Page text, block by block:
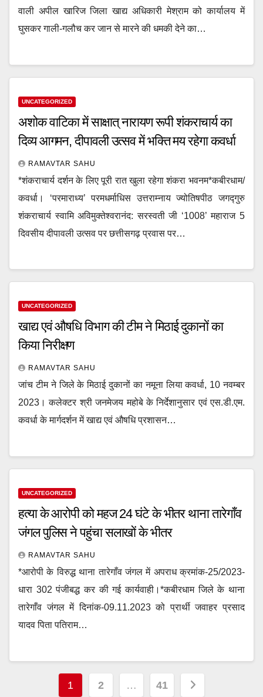
वाली अपील खारिज जिला खाद्य अधिकारी मेश्राम को कार्यालय में
घुसकर गाली-गलौच कर जान से मारने की धमकी देने का…
UNCATEGORIZED
अशोक वाटिका में साक्षात् नारायण रूपी शंकराचार्य का
दिव्य आगमन, दीपावली उत्सव में भक्ति मय रहेगा कवर्धा
RAMAVTAR SAHU
*शंकराचार्य दर्शन के लिए पूरी रात खुला रहेगा शंकरा भवनम*कबीरधाम/
कवर्धा। ‘परमाराध्य’ परमधर्माधिस उत्तराम्नाय ज्योतिषपीठ जगद्गुरु
शंकराचार्य स्वामि अविमुक्तेश्वरानंद: सरस्वती जी ‘1008’ महाराज 5
दिवसीय दीपावली उत्सव पर छत्तीसगढ़ प्रवास पर…
UNCATEGORIZED
खाद्य एवं औषधि विभाग की टीम ने मिठाई दुकानों का
किया निरीक्षण
RAMAVTAR SAHU
जांच टीम ने जिले के मिठाई दुकानों का नमूना लिया कवर्धा, 10 नवम्बर
2023। कलेक्टर श्री जनमेजय महोबे के निर्देशानुसार एवं एस.डी.एम.
कवर्धा के मार्गदर्शन में खाद्य एवं औषधि प्रशासन…
UNCATEGORIZED
हत्या के आरोपी को महज 24 घंटे के भीतर थाना तारेगाँव
जंगल पुलिस ने पहुंचा सलाखों के भीतर
RAMAVTAR SAHU
*आरोपी के विरुद्ध थाना तारेगाँव जंगल में अपराध क्रमांक-25/2023-
धारा 302 पंजीबद्ध कर की गई कार्यवाही।*कबीरधाम जिले के थाना
तारेगाँव जंगल में दिनांक-09.11.2023 को प्रार्थी जवाहर प्रसाद
यादव पिता पतिराम…
Posts
1 2 … 41